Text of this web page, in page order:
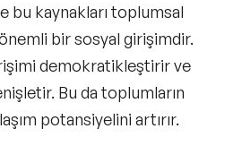
bu kaynakları toplumsal
bir sosyal girişimdir.
demokratikleştirir ve
Bu da toplumların
potansiyelini artırır.